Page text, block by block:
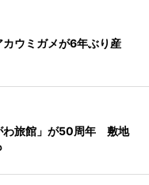
ウミガメが6年ぶり産
わ旅館」が50周年 敷地